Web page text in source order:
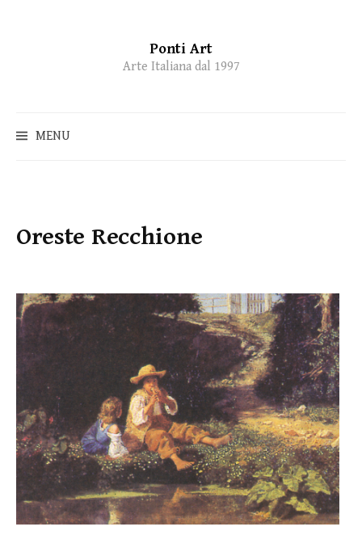
Ponti Art
Arte Italiana dal 1997
MENU
Oreste Recchione